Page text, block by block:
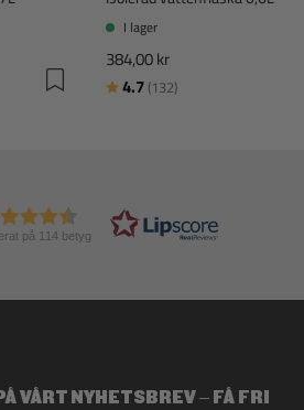
I lager
384,00 kr
Betyg:
4.7 (132)
på 114 betyg
VÅRT NYHETSBREV – FÅ FRI